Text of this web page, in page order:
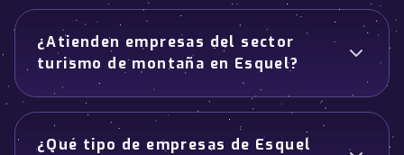
¿Atienden empresas del sector
turismo de montaña en Esquel?
¿Qué tipo de empresas de Esquel